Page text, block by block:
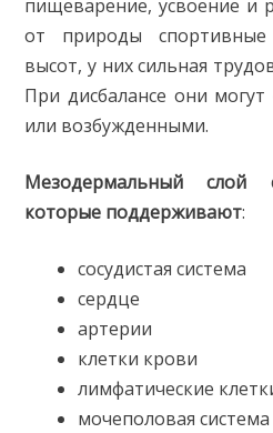
пищеварение, усвоение и
от природы
высот, у них сильная
При дисбалансе они
или возбужденными.
Мезодермальный слой
которые поддерживают:
сосудистая система
сердце
артерии
клетки крови
лимфатические
мочеполовая система